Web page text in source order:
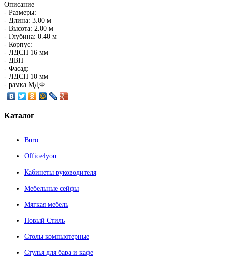
Описание
- Размеры:
- Длина: 3.00 м
- Высота: 2.00 м
- Глубина: 0.40 м
- Корпус:
- ЛДСП 16 мм
- ДВП
- Фасад:
- ЛДСП 10 мм
- рамка МДФ
Каталог
Buro
Office4you
Кабинеты руководителя
Мебельные сейфы
Мягкая мебель
Новый Стиль
Столы компьютерные
Стулья для бара и кафе